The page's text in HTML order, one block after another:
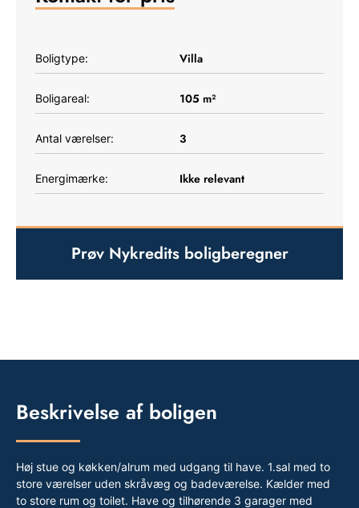
Boligtype: Villa
Boligareal: 105 m²
Antal værelser: 3
Energimærke: Ikke relevant
Prøv Nykredits boligberegner
Beskrivelse af boligen
Høj stue og køkken/alrum med udgang til have. 1.sal med to
store værelser uden skråvæg og badeværelse. Kælder med
to store rum og toilet. Have og tilhørende 3 garager med